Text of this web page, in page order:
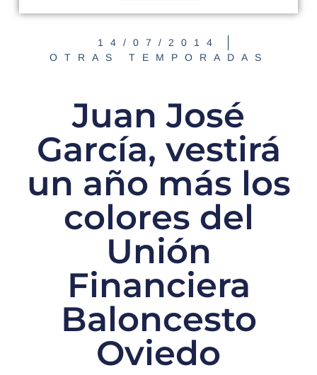
14/07/2014
OTRAS TEMPORADAS
Juan José
García, vestirá
un año más los
colores del
Unión
Financiera
Baloncesto
Oviedo